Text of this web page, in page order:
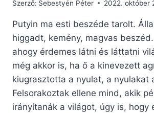
Szerző: Sebestyén Péter 2022. október
Putyin ma esti beszéde tarolt.
higgadt, kemény, magvas
ahogy érdemes látni és láttatni
még akkor is, ha ő a kinevezett
kiugrasztotta a nyulat, a nyulakat
Felsorakoztak ellene mind, akik
irányítanák a világot, úgy is, hogy